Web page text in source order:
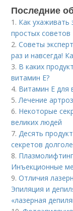
Последние
1. Как ухаживать
простых советов
2.Советы
раз и навсегда!
3. В каких
витамин Е?
4. Витамин Е для
5.Лечение
6. Некоторые
великих людей
7.Десять
секретов
8.
Инъекционные
9.Отличия
Эпиляция и
«лазерная